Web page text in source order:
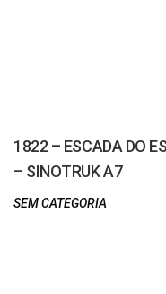
1822 – ESCADA DO
– SINOTRUK A7
SEM CATEGORIA